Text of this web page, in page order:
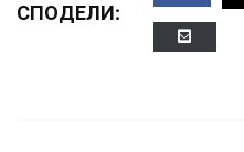
СПОДЕЛИ: